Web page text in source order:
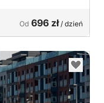
Od 696 zł/ dzień